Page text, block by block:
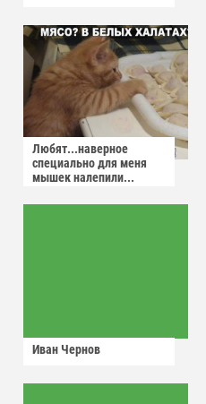
Любят...наверное
специально для меня
мышек налепили...
Иван Чернов